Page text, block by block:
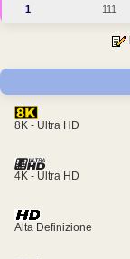
1 111
8K - Ultra HD
4K - Ultra HD
Alta Definizione